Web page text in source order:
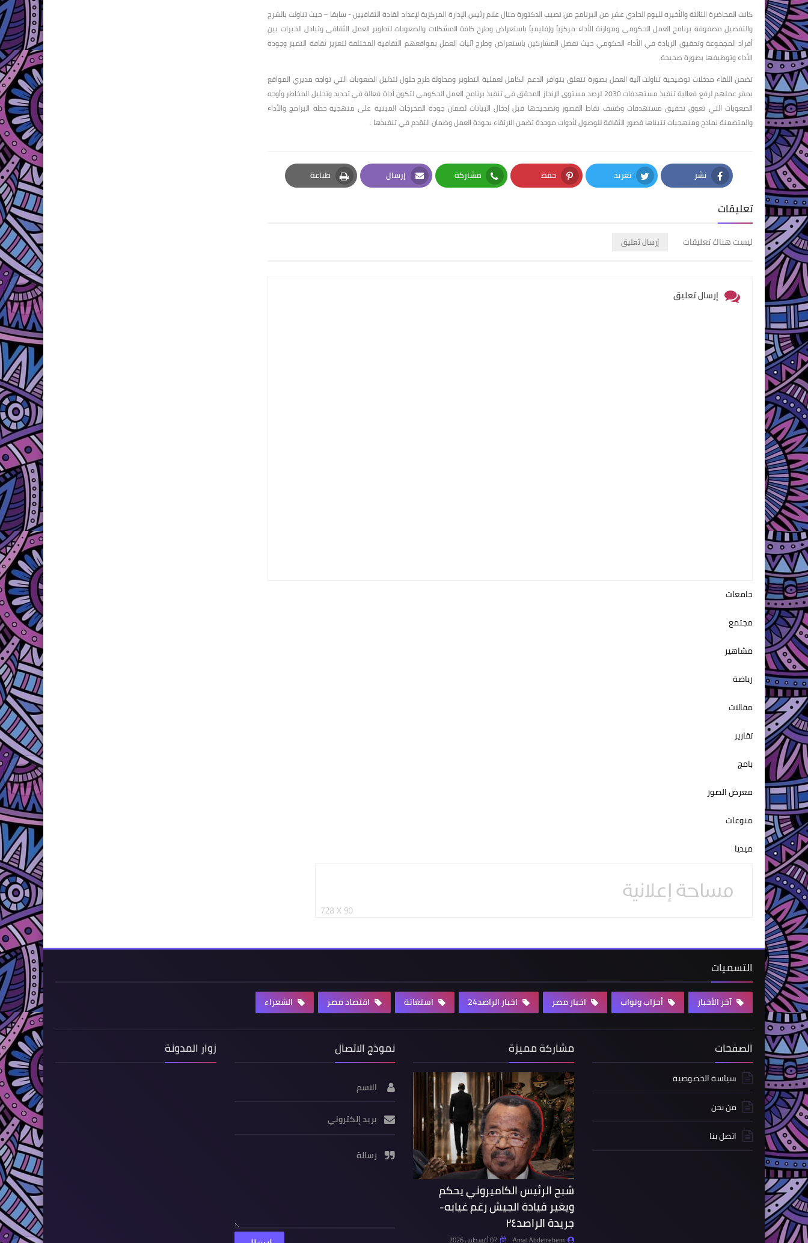
كانت المحاضرة الثالثة والأخيره لليوم الحادي عشر من البرنامج من نصيب الدكتورة منال علام رئيس الإدارة المركزية لإعداد القادة الثقافيين - سابقا – حيث تناولت بالشرح
والتفصيل مصفوفة برنامج العمل الحكومي وموازنة الأداء مركزياً وإقليمياً باستعراض وطرح كافة المشكلات والصعوبات لتطوير العمل الثقافي وتبادل الخبرات بين
أفراد المجموعة وتحقيق الريادة في الأداء الحكومي حيث تفضل المشاركين باستعراض وطرح آليات العمل بمواقعهم الثقافية المختلفة لتعزيز ثقافة التميز وجودة
الأداء وتوظيفها بصورة صحيحة.
تضمن اللقاء مدخلات توضيحية تناولت آلية العمل بصورة تتعلق بتوافر الدعم الكامل لعملية التطوير ومحاولة طرح حلول لتذليل الصعوبات التي تواجه مديري المواقع
بمقر عملهم لرفع فعالية تنفيذ مستهدفات 2030 لرصد مستوى الإنجاز المحقق في تنفيذ برنامج العمل الحكومي لتكون أداة فعالة في تحديد وتحليل المخاطر وأوجه
الصعوبات التي تعوق تحقيق مستهدفات وكشف نقاط القصور وتصحيحها قبل إدخال البيانات لضمان جودة المخرجات المبنية على منهجية خطة البرامج والأداء
والمتضمنة نماذج ومنهجيات تتبناها قصور الثقافة للوصول لأدوات موحدة تضمن الارتقاء بجودة العمل وضمان التقدم في تنفيذها .
نشر
Facebook
تغريد
Twitter
حفظ
Pinterest
مشاركة
Whatsapp
إرسال
Email
طباعة
Print
تعليقات
ليست هناك تعليقات إرسال تعليق
إرسال تعليق
جامعات
مجتمع
مشاهير
رياضة
مقالات
تقارير
بامج
معرض الصور
منوعات
ميديا
التسميات
آخر الأخبار أحزاب ونواب اخبار مصر اخبار الراصد24 استغاثة اقتصاد مصر الشعراء
الصفحات
سياسة الخصوصية
من نحن
اتصل بنا
مشاركة مميزة
شبح الرئيس الكاميروني يحكم
ويغير قيادة الجيش رغم غيابه-
جريدة الراصد٢٤
Amal Abdelrehem 07 أغسطس 2026
نموذج الاتصال
الاسم
بريد إلكتروني
رسالة
زوار المدونة